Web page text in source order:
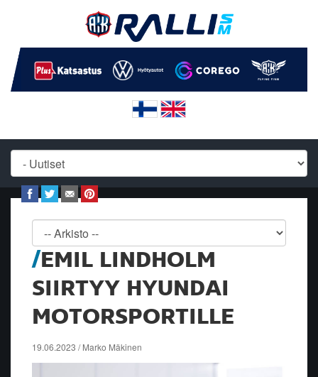
EMIL LINDHOLM
SIIRTYY HYUNDAI
MOTORSPORTILLE
19.06.2023 / Marko Mäkinen